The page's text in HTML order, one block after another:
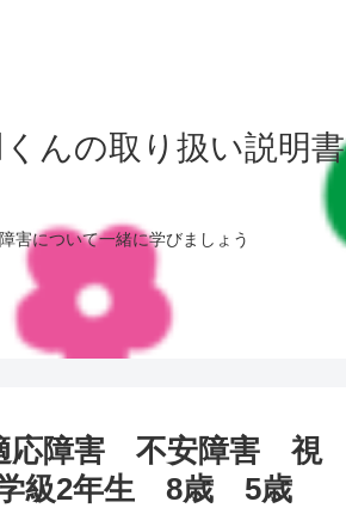
んの取り扱い説明書
害について一緒に学びましょう
応障害 不安障害 視
学級2年生 8歳 5歳